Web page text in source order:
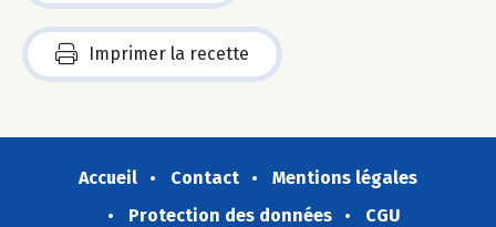
Imprimer la recette
Accueil Contact
Mentions légales
Protection des données
CGU